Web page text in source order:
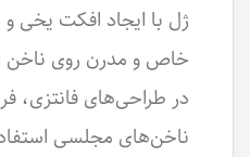
ژل با ایجاد افکت یخی
خاص و مدرن روی ناخن
در طراحی‌های فانتزی،
ناخن‌های مجلسی